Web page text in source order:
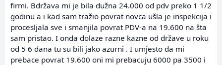
firmi. Bdržava mi je bila dužna 24.000 od pdv preko 1 1/2
godinu a i kad sam tražio povrat novca ušla je inspekcija i
procesljala sve i smanjila povrat PDV-a na 19.600 na šta
sam pristao. I onda dolaze razne kazne od države u roku
od 5 6 dana tu su bili jako azurni . I umjesto da mi
prebace povrat 19.600 oni mi prebacuju 6000 pa 3500 i